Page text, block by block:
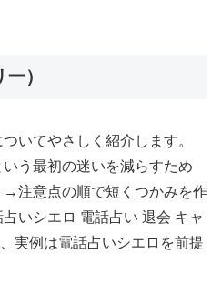
）
いてやさしく紹介します。
いう最初の迷いを減らすため
注意点の順で短くつかみを作
いシエロ 電話占い 退会 キャ
実例は電話占いシエロを前提